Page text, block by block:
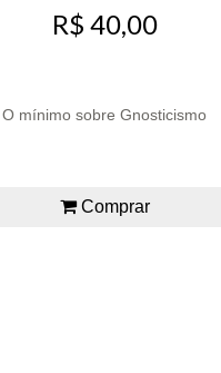
R$ 40,00
O mínimo sobre Gnosticismo
Comprar